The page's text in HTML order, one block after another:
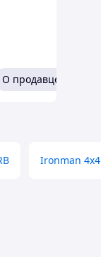
О продавце
Ironman 4x4